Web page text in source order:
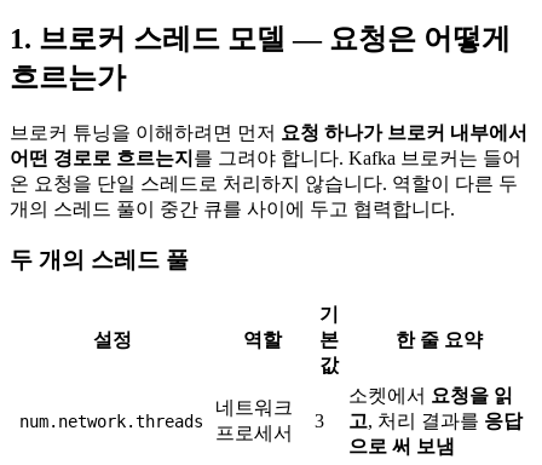
1. 브로커 스레드 모델 — 요청은 어떻게
흐르는가
브로커 튜닝을 이해하려면 먼저 요청 하나가 브로커 내부에서
어떤 경로로 흐르는지 를 그려야 합니다. Kafka 브로커는 들어
온 요청을 단일 스레드로 처리하지 않습니다. 역할이 다른 두
개의 스레드 풀이 중간 큐를 사이에 두고 협력합니다.
두 개의 스레드 풀
설정 역할
기
본
값
한 줄 요약
num.network.threads
네트워크
프로세서
3
소켓에서 요청을 읽
고, 처리 결과를 응답
으로 써 보냄